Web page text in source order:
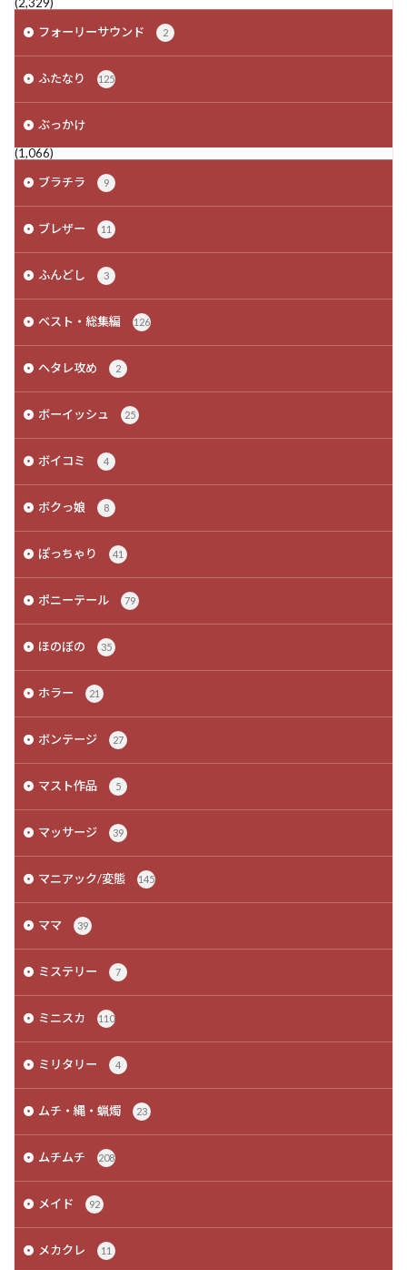
フォーリーサウンド
2
ふたなり 125
ぶっかけ
(1,066)
ブラチラ
9
ブレザー 11
ふんどし 3
ベスト・総集編 126
ヘタレ攻め 2
ボーイッシュ 25
ボイコミ 4
ボクっ娘 8
ぽっちゃり 41
ポニーテール 79
ほのぼの 35
ホラー 21
ボンテージ 27
マスト作品 5
マッサージ 39
マニアック/変態 145
ママ 39
ミステリー 7
ミニスカ 110
ミリタリー 4
ムチ・縄・蝋燭 23
ムチムチ 208
メイド 92
メカクレ 11